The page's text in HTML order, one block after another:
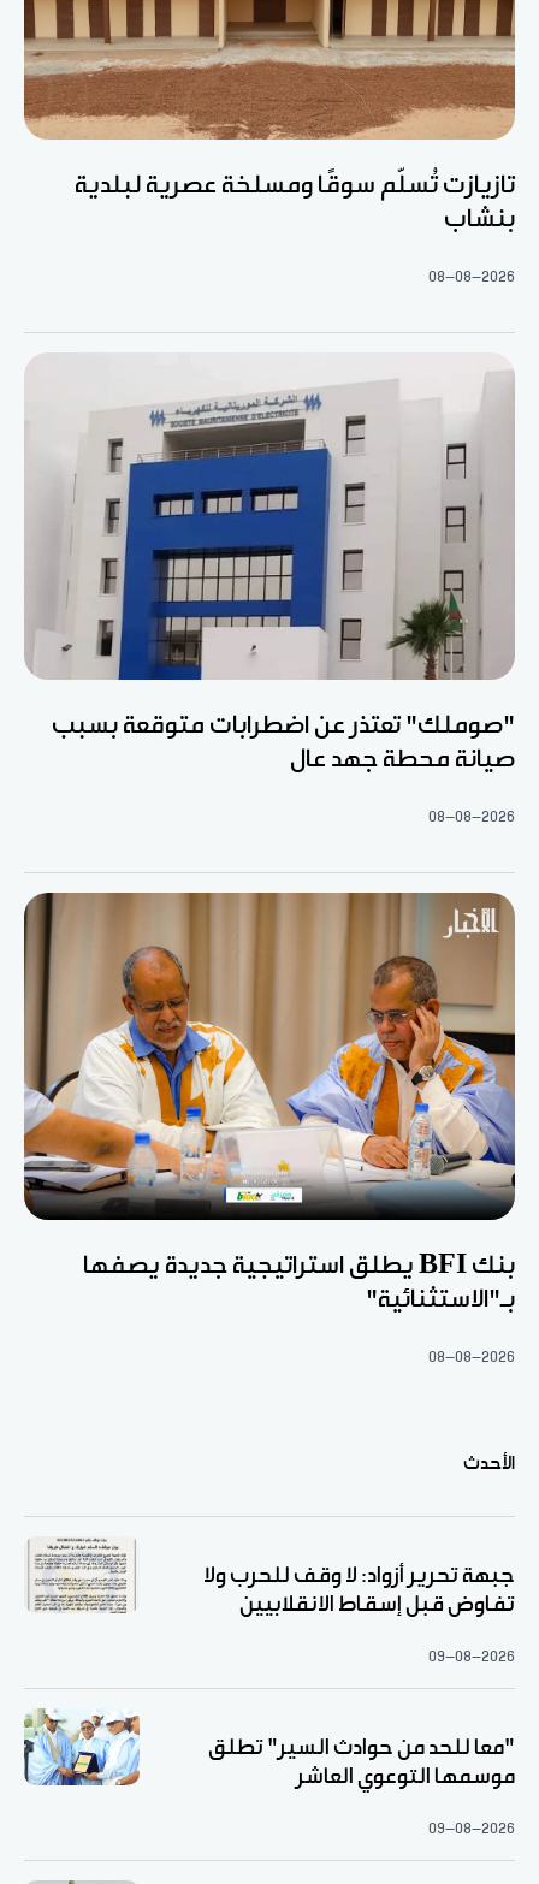
تازيازت تُسلّم سوقًا ومسلخة عصرية لبلدية
بنشاب
08-08-2026
"صوملك" تعتذر عن اضطرابات متوقعة بسبب
صيانة محطة جهد عال
08-08-2026
بنك BFI يطلق استراتيجية جديدة يصفها
بـ"الاستثنائية"
08-08-2026
الأحدث
جبهة تحرير أزواد: لا وقف للحرب ولا
تفاوض قبل إسقاط الانقلابيين
09-08-2026
"معا للحد من حوادث السير" تطلق
موسمها التوعوي العاشر
09-08-2026